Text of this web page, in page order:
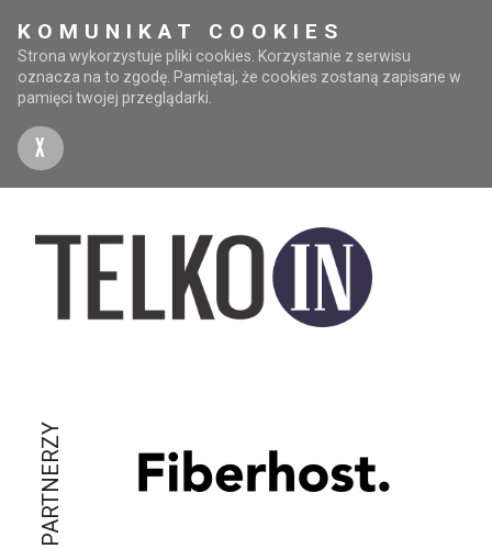
KOMUNIKAT COOKIES
Strona wykorzystuje pliki cookies. Korzystanie z serwisu
oznacza na to zgodę. Pamiętaj, że cookies zostaną zapisane w
pamięci twojej przeglądarki.
X
PARTNERZY